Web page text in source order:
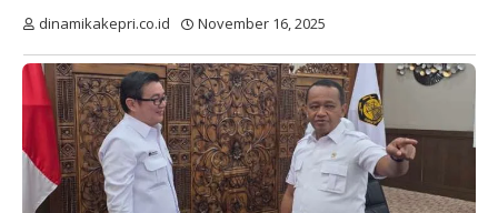
dinamikakepri.co.id November 16, 2025